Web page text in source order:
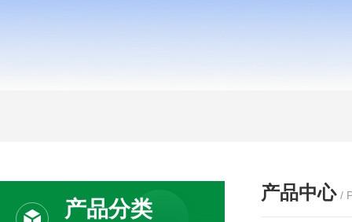
产品中心 /
产品分类